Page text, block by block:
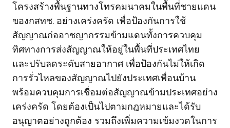
โครงสร้างพื้นฐานทางโทรคมนาคมในพื้นที่ชายแดน
ของกสทช. อย่างเคร่งครัด เพื่อป้องกันการใช้
สัญญาณก่ออาชญากรรมข้ามแดนทั้งการควบคุม
ทิศทางการส่งสัญญาณให้อยู่ในพื้นที่ประเทศไทย
และปรับลดระดับสายอากาศ เพื่อป้องกันไม่ให้เกิด
การรั่วไหลของสัญญาณไปยังประเทศเพื่อนบ้าน
พร้อมควบคุมการเชื่อมต่อสัญญาณข้ามประเทศอย่าง
เคร่งครัด โดยต้องเป็นไปตามกฎหมายและได้รับ
อนุญาตอย่างถูกต้อง รวมถึงเพิ่มความเข้มงวดในการ